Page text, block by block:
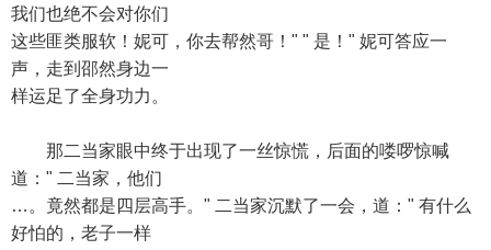
我们也绝不会对你们
这些匪类服软！妮可，你去帮然哥！" " 是！" 妮可答应一
声，走到邵然身边一
样运足了全身功力。
那二当家眼中终于出现了一丝惊慌，后面的喽啰惊喊
道：" 二当家，他们
…。竟然都是四层高手。" 二当家沉默了一会，道：" 有什么
好怕的，老子一样